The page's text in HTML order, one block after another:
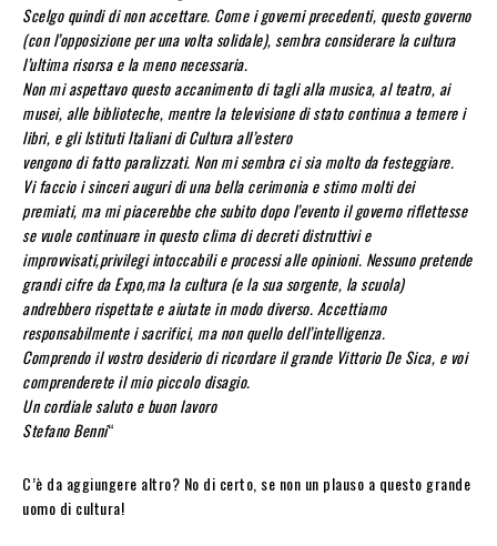
Scelgo quindi di non accettare. Come i governi precedenti, questo governo
(con l’opposizione per una volta solidale), sembra considerare la cultura
l’ultima risorsa e la meno necessaria.
Non mi aspettavo questo accanimento di tagli alla musica, al teatro, ai
musei, alle biblioteche, mentre la televisione di stato continua a temere i
libri, e gli Istituti Italiani di Cultura all’estero
vengono di fatto paralizzati. Non mi sembra ci sia molto da festeggiare.
Vi faccio i sinceri auguri di una bella cerimonia e stimo molti dei
premiati, ma mi piacerebbe che subito dopo l’evento il governo riflettesse
se vuole continuare in questo clima di decreti distruttivi e
improvvisati,privilegi intoccabili e processi alle opinioni. Nessuno pretende
grandi cifre da Expo,ma la cultura (e la sua sorgente, la scuola)
andrebbero rispettate e aiutate in modo diverso. Accettiamo
responsabilmente i sacrifici, ma non quello dell’intelligenza.
Comprendo il vostro desiderio di ricordare il grande Vittorio De Sica, e voi
comprenderete il mio piccolo disagio.
Un cordiale saluto e buon lavoro
Stefano Benni“
C’è da aggiungere altro? No di certo, se non un plauso a questo grande
uomo di cultura!